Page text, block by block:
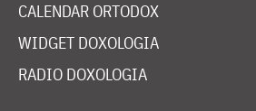
CALENDAR ORTODOX
WIDGET DOXOLOGIA
RADIO DOXOLOGIA